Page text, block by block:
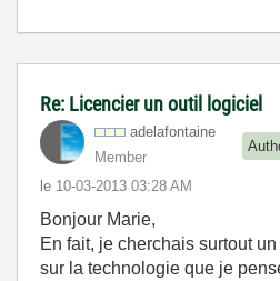
Re: Licencier un outil logiciel
adelafontaine
Member
le ‎10-03-2013 03:28 AM
Bonjour Marie,
En fait, je cherchais surtout
sur la technologie que je